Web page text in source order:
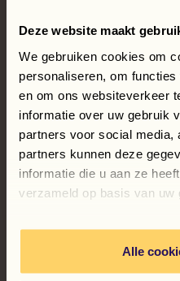
Deze website maakt
We gebruiken cookies om
personaliseren, om
en om ons websiteverkeer
informatie over uw gebruik
partners voor social media,
partners kunnen deze
informatie die u aan ze
verzameld op basis van uw
Alle
11. Mida tuleks
välismaale tööle?
12. Kas tööandja